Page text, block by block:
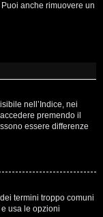
anche rimuovere un
nell’Indice, nei
premendo il
essere differenze
termini troppo comuni
usa le opzioni